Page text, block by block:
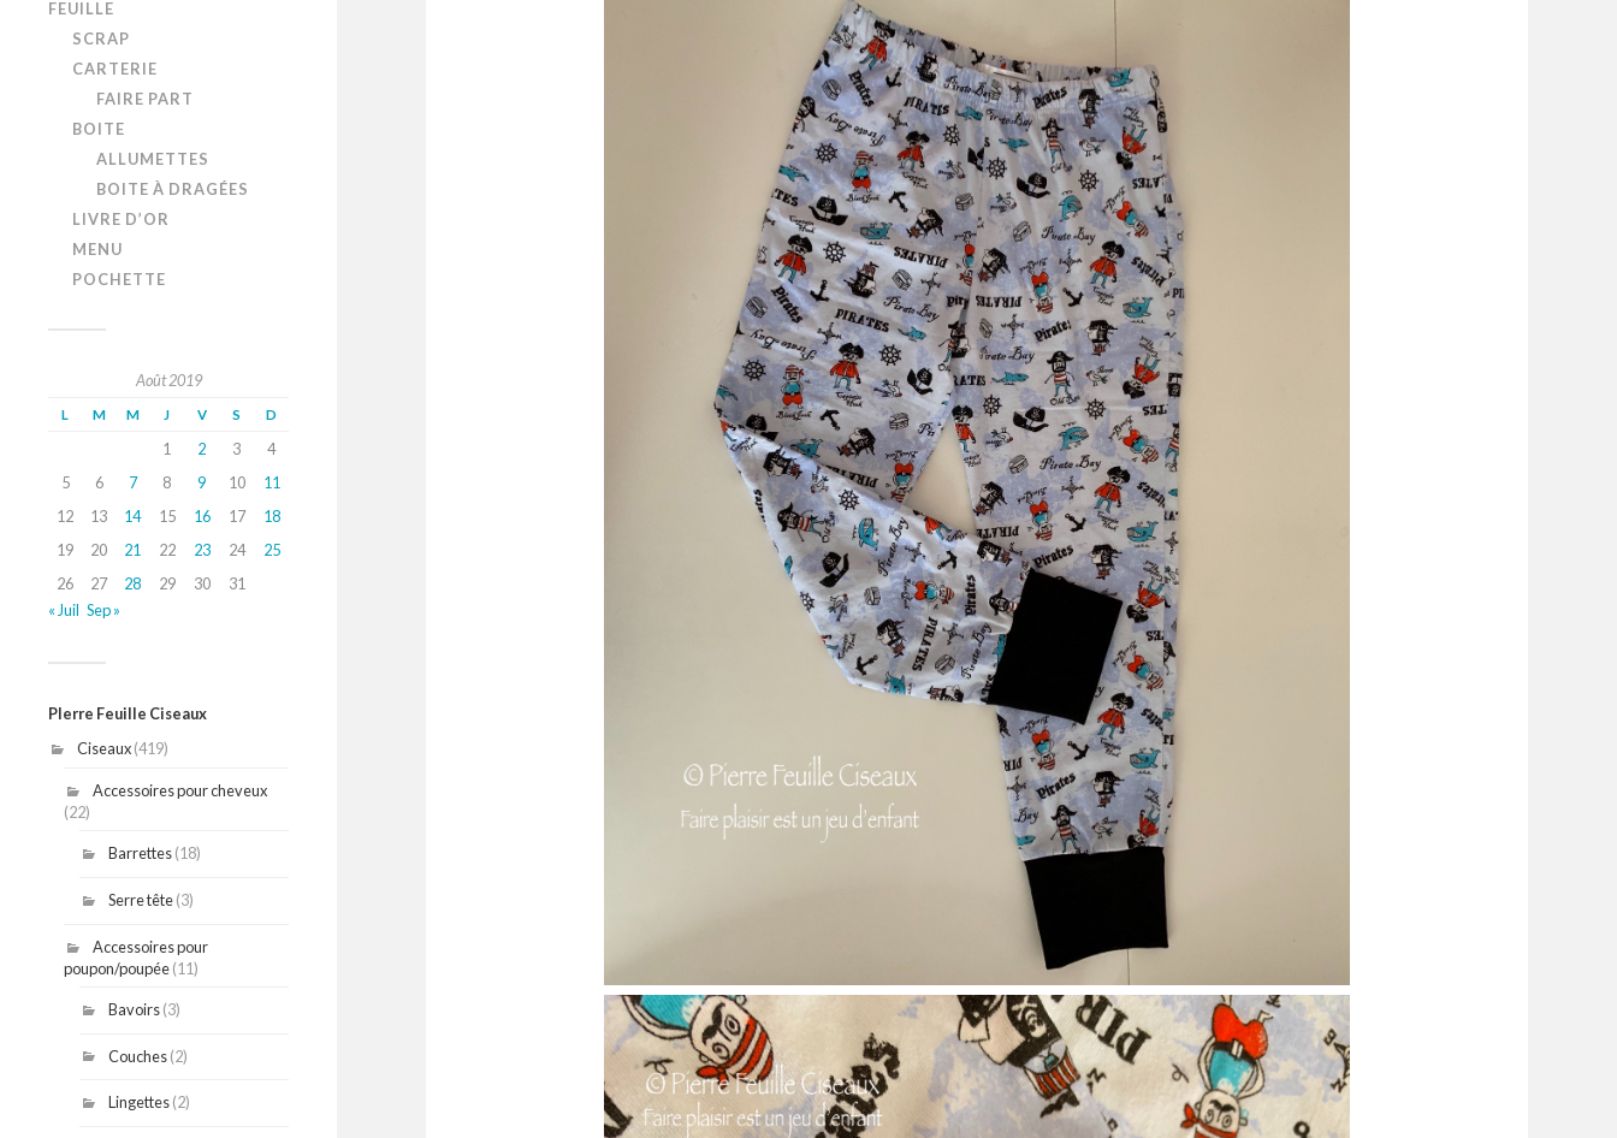
FEUILLE
SCRAP
CARTERIE
FAIRE PART
BOITE
ALLUMETTES
BOITE À DRAGÉES
LIVRE D’OR
MENU
POCHETTE
Août 2019
L M M J V S D
1 2 3
4
5
6 7 8 9 10
11
12
13 14 15 16 17
18
19
20 21 22 23 24
25
26
27 28 29 30
31
« Juil Sep »
PIerre Feuille Ciseaux
Ciseaux(419)
Accessoires pour cheveux
(22)
Barrettes(18)
Serre tête(3)
Accessoires pour
poupon/poupée(11)
Bavoirs(3)
Couches(2)
Lingettes(2)